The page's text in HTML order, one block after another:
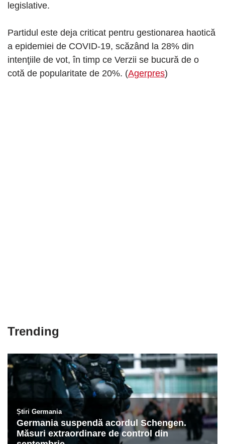
legislative.
Partidul este deja criticat pentru gestionarea haotică
a epidemiei de COVID-19, scăzând la 28% din
intenţiile de vot, în timp ce Verzii se bucură de o
cotă de popularitate de 20%. (Agerpres)
Trending